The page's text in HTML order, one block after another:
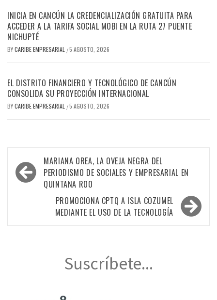
INICIA EN CANCÚN LA CREDENCIALIZACIÓN GRATUITA PARA
ACCEDER A LA TARIFA SOCIAL MOBI EN LA RUTA 27 PUENTE
NICHUPTÉ
BYCARIBE EMPRESARIAL /5 AGOSTO, 2026
EL DISTRITO FINANCIERO Y TECNOLÓGICO DE CANCÚN
CONSOLIDA SU PROYECCIÓN INTERNACIONAL
BYCARIBE EMPRESARIAL /5 AGOSTO, 2026
Navegación
de
entradas
MARIANA OREA, LA OVEJA NEGRA DEL
PERIODISMO DE SOCIALES Y EMPRESARIAL EN
QUINTANA ROO
PROMOCIONA CPTQ A ISLA COZUMEL
MEDIANTE EL USO DE LA TECNOLOGÍA
Suscríbete...